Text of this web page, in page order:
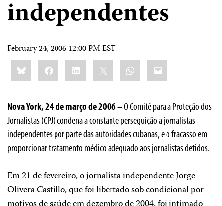
independentes
February 24, 2006 12:00 PM EST
Share
this:BlueskyFacebookLinkedIn WhatsApp
Email
Nova York, 24 de março de 2006 –O Comitê para a Proteção dos
Jornalistas (CPJ) condena a constante perseguição a jornalistas
independentes por parte das autoridades cubanas, e o fracasso em
proporcionar tratamento médico adequado aos jornalistas detidos.
Em 21 de fevereiro, o jornalista independente Jorge
Olivera Castillo, que foi libertado sob condicional por